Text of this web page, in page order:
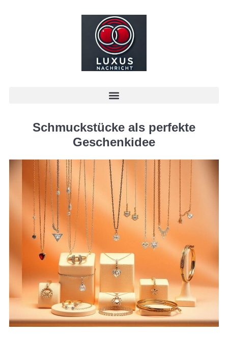
Schmuckstücke als perfekte
Geschenkidee